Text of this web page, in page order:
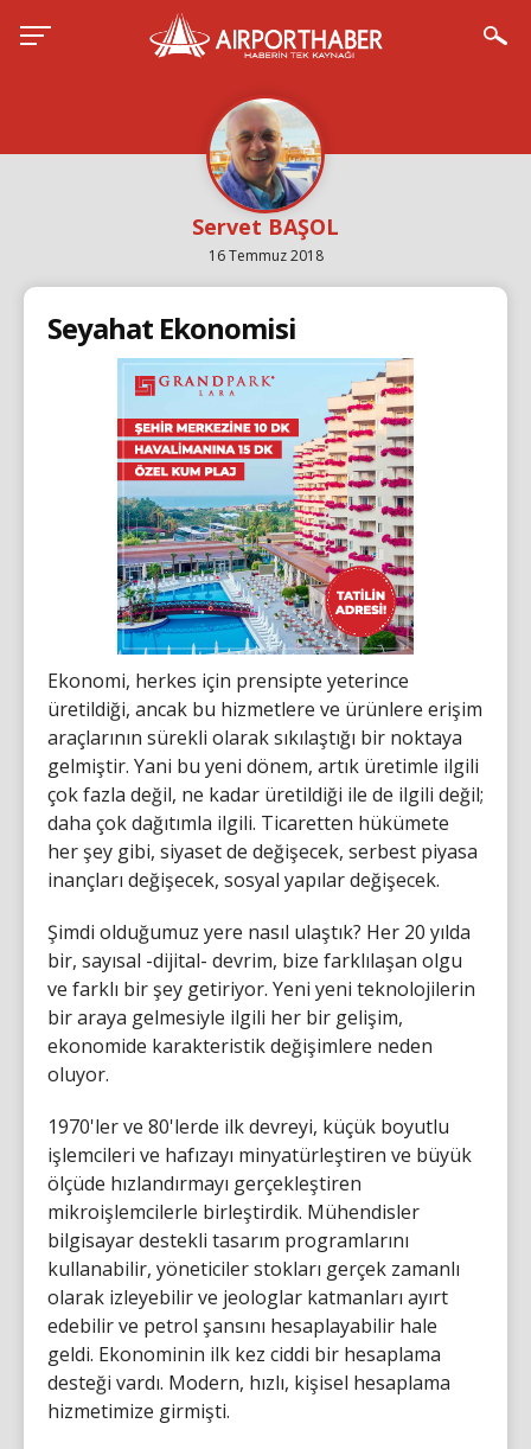
Servet BAŞOL
16 Temmuz 2018
Seyahat Ekonomisi
Ekonomi, herkes için prensipte yeterince
üretildiği, ancak bu hizmetlere ve ürünlere erişim
araçlarının sürekli olarak sıkılaştığı bir noktaya
gelmiştir. Yani bu yeni dönem, artık üretimle ilgili
çok fazla değil, ne kadar üretildiği ile de ilgili değil;
daha çok dağıtımla ilgili. Ticaretten hükümete
her şey gibi, siyaset de değişecek, serbest piyasa
inançları değişecek, sosyal yapılar değişecek.
Şimdi olduğumuz yere nasıl ulaştık? Her 20 yılda
bir, sayısal -dijital- devrim, bize farklılaşan olgu
ve farklı bir şey getiriyor. Yeni yeni teknolojilerin
bir araya gelmesiyle ilgili her bir gelişim,
ekonomide karakteristik değişimlere neden
oluyor.
1970'ler ve 80'lerde ilk devreyi, küçük boyutlu
işlemcileri ve hafızayı minyatürleştiren ve büyük
ölçüde hızlandırmayı gerçekleştiren
mikroişlemcilerle birleştirdik. Mühendisler
bilgisayar destekli tasarım programlarını
kullanabilir, yöneticiler stokları gerçek zamanlı
olarak izleyebilir ve jeologlar katmanları ayırt
edebilir ve petrol şansını hesaplayabilir hale
geldi. Ekonominin ilk kez ciddi bir hesaplama
desteği vardı. Modern, hızlı, kişisel hesaplama
hizmetimize girmişti.